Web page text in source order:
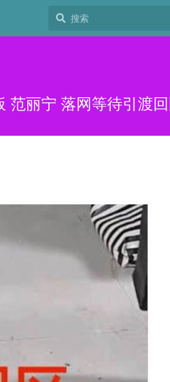
范丽宁 落网等待引渡